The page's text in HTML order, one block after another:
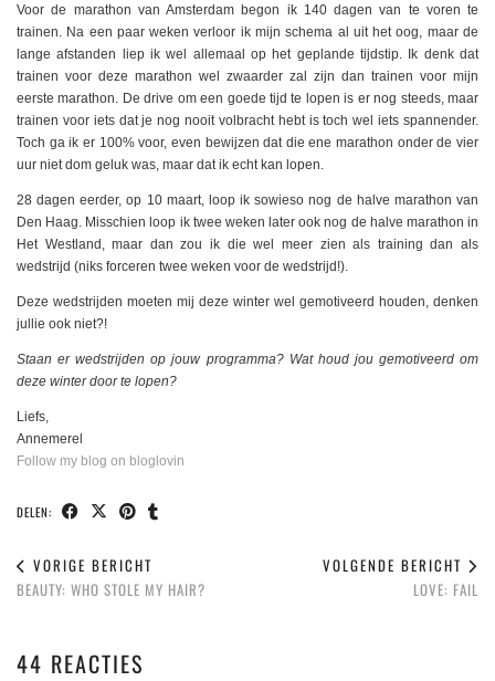
Voor de marathon van Amsterdam begon ik 140 dagen van te voren te
trainen. Na een paar weken verloor ik mijn schema al uit het oog, maar de
lange afstanden liep ik wel allemaal op het geplande tijdstip. Ik denk dat
trainen voor deze marathon wel zwaarder zal zijn dan trainen voor mijn
eerste marathon. De drive om een goede tijd te lopen is er nog steeds, maar
trainen voor iets dat je nog nooit volbracht hebt is toch wel iets spannender.
Toch ga ik er 100% voor, even bewijzen dat die ene marathon onder de vier
uur niet dom geluk was, maar dat ik echt kan lopen.
28 dagen eerder, op 10 maart, loop ik sowieso nog de halve marathon van
Den Haag. Misschien loop ik twee weken later ook nog de halve marathon in
Het Westland, maar dan zou ik die wel meer zien als training dan als
wedstrijd (niks forceren twee weken voor de wedstrijd!).
Deze wedstrijden moeten mij deze winter wel gemotiveerd houden, denken
jullie ook niet?!
Staan er wedstrijden op jouw programma? Wat houd jou gemotiveerd om
deze winter door te lopen?
Liefs,
Annemerel
Follow my blog on bloglovin
DELEN:
VORIGE BERICHT
BEAUTY: WHO STOLE MY HAIR?
VOLGENDE BERICHT
LOVE: FAIL
44 REACTIES